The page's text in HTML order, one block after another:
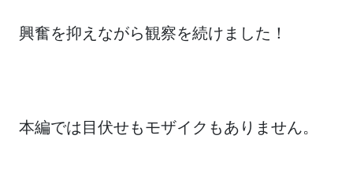
興奮を抑えながら観察を続けました！
本編では目伏せもモザイクもありません。